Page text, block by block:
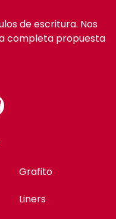
de escritura. Nos
completa propuesta
Grafito
Liners